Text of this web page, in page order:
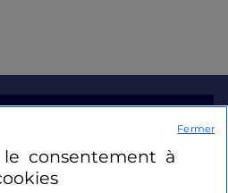
consentement à
Fermer